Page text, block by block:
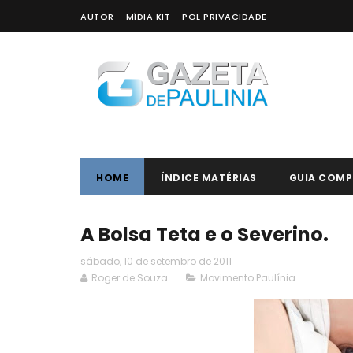
AUTOR MÍDIA KIT POL PRIVACIDADE
HOME ÍNDICE MATÉRIAS GUIA
A Bolsa Teta e o Severino.
sábado, 10 de setembro de 2011
Roger de Souza
Movimento Paulínia